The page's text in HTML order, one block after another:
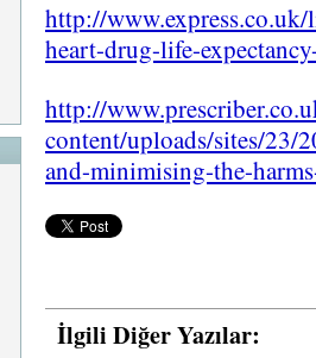
http://
heart-drug-life-
http://
content/uploads/sites/23/
and-minimising-the-
İlgili Diğer Yazılar: